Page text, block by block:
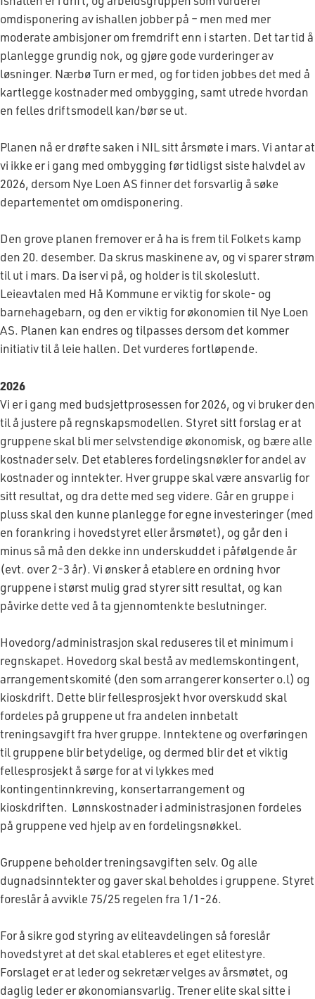
omdisponering av ishallen jobber på – men med mer
moderate ambisjoner om fremdrift enn i starten. Det tar tid å
planlegge grundig nok, og gjøre gode vurderinger av
løsninger. Nærbø Turn er med, og for tiden jobbes det med å
kartlegge kostnader med ombygging, samt utrede hvordan
en felles driftsmodell kan/bør se ut.
Planen nå er drøfte saken i NIL sitt årsmøte i mars. Vi antar at
vi ikke er i gang med ombygging før tidligst siste halvdel av
2026, dersom Nye Loen AS finner det forsvarlig å søke
departementet om omdisponering.
Den grove planen fremover er å ha is frem til Folkets kamp
den 20. desember. Da skrus maskinene av, og vi sparer strøm
til ut i mars. Da iser vi på, og holder is til skoleslutt.
Leieavtalen med Hå Kommune er viktig for skole- og
barnehagebarn, og den er viktig for økonomien til Nye Loen
AS. Planen kan endres og tilpasses dersom det kommer
initiativ til å leie hallen. Det vurderes fortløpende.
2026
Vi er i gang med budsjettprosessen for 2026, og vi bruker den
til å justere på regnskapsmodellen. Styret sitt forslag er at
gruppene skal bli mer selvstendige økonomisk, og bære alle
kostnader selv. Det etableres fordelingsnøkler for andel av
kostnader og inntekter. Hver gruppe skal være ansvarlig for
sitt resultat, og dra dette med seg videre. Går en gruppe i
pluss skal den kunne planlegge for egne investeringer (med
en forankring i hovedstyret eller årsmøtet), og går den i
minus så må den dekke inn underskuddet i påfølgende år
(evt. over 2-3 år). Vi ønsker å etablere en ordning hvor
gruppene i størst mulig grad styrer sitt resultat, og kan
påvirke dette ved å ta gjennomtenkte beslutninger.
Hovedorg/administrasjon skal reduseres til et minimum i
regnskapet. Hovedorg skal bestå av medlemskontingent,
arrangementskomité (den som arrangerer konserter o.l) og
kioskdrift. Dette blir fellesprosjekt hvor overskudd skal
fordeles på gruppene ut fra andelen innbetalt
treningsavgift fra hver gruppe. Inntektene og overføringen
til gruppene blir betydelige, og dermed blir det et viktig
fellesprosjekt å sørge for at vi lykkes med
kontingentinnkreving, konsertarrangement og
kioskdriften. Lønnskostnader i administrasjonen fordeles
på gruppene ved hjelp av en fordelingsnøkkel.
Gruppene beholder treningsavgiften selv. Og alle
dugnadsinntekter og gaver skal beholdes i gruppene. Styret
foreslår å avvikle 75/25 regelen fra 1/1-26.
For å sikre god styring av eliteavdelingen så foreslår
hovedstyret at det skal etableres et eget elitestyre.
Forslaget er at leder og sekretær velges av årsmøtet, og
daglig leder er økonomiansvarlig. Trener elite skal sitte i